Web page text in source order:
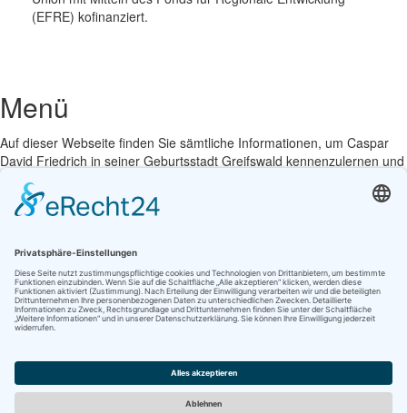
(EFRE) kofinanziert.
Menü
Auf dieser Webseite finden Sie sämtliche Informationen, um Caspar
David Friedrich in seiner Geburtsstadt Greifswald kennenzulernen und
zu erleben.
Navigation
Startseite
Kontakt
Suche
Impressum
Datenschutz
Förderung